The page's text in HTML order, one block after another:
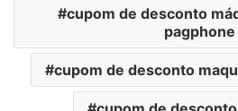
cupom de desconto
pagphone
cupom de desconto